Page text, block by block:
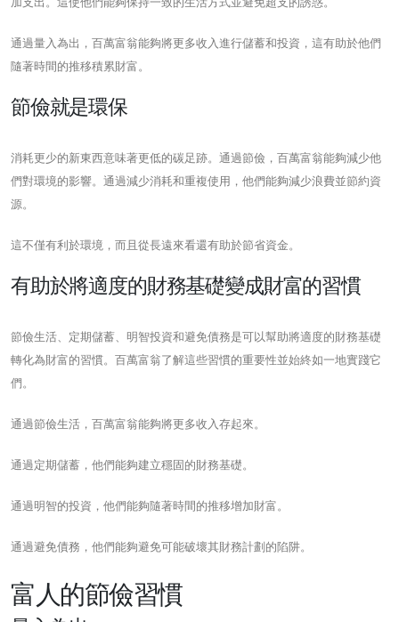
通過量入為出，百萬富翁能夠將更多收入進行儲蓄和投資，這有助於他們
隨著時間的推移積累財富。
節儉就是環保
消耗更少的新東西意味著更低的碳足跡。通過節儉，百萬富翁能夠減少他
們對環境的影響。通過減少消耗和重複使用，他們能夠減少浪費並節約資
源。
這不僅有利於環境，而且從長遠來看還有助於節省資金。
有助於將適度的財務基礎變成財富的習慣
節儉生活、定期儲蓄、明智投資和避免債務是可以幫助將適度的財務基礎
轉化為財富的習慣。百萬富翁了解這些習慣的重要性並始終如一地實踐它
們。
通過節儉生活，百萬富翁能夠將更多收入存起來。
通過定期儲蓄，他們能夠建立穩固的財務基礎。
通過明智的投資，他們能夠隨著時間的推移增加財富。
通過避免債務，他們能夠避免可能破壞其財務計劃的陷阱。
富人的節儉習慣